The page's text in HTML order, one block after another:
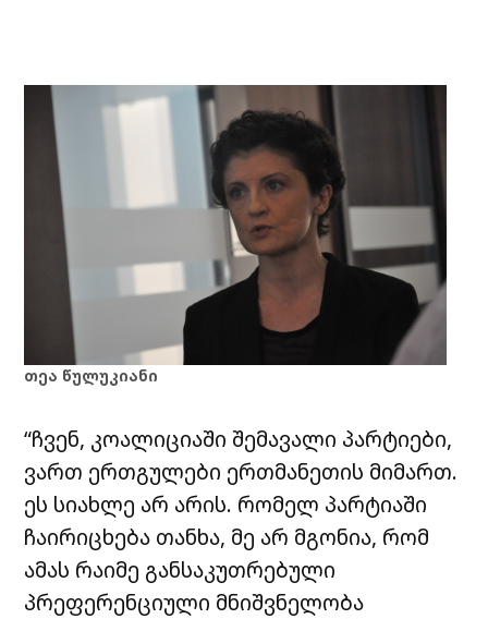
თეა წულუკიანი
“ჩვენ, კოალიციაში შემავალი პარტიები,
ვართ ერთგულები ერთმანეთის მიმართ.
ეს სიახლე არ არის. რომელ პარტიაში
ჩაირიცხება თანხა, მე არ მგონია, რომ
ამას რაიმე განსაკუთრებული
პრეფერენციული მნიშვნელობა